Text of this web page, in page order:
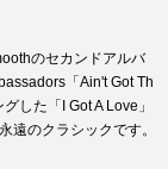
のセカンドアルバ
「Ain't Got Th
した「I Got A Love」
遠のクラシックです。